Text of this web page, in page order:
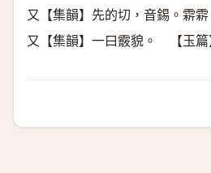
又【集韻】先的切，音錫。䨛䨛
又【集韻】一曰霰貌。 【玉篇